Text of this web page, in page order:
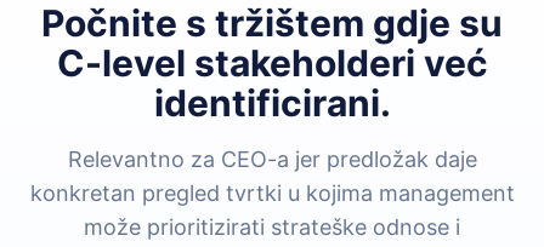
Počnite s tržištem gdje su
C-level stakeholderi već
identificirani.
Relevantno za CEO-a jer predložak daje
konkretan pregled tvrtki u kojima management
može prioritizirati strateške odnose i